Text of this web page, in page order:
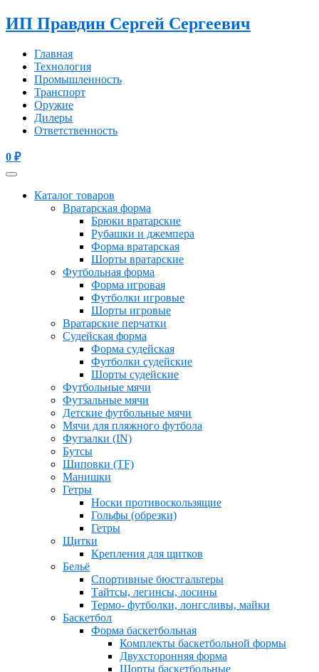
ИП Правдин Сергей Сергеевич
Главная
Технология
Промышленность
Транспорт
Оружие
Дилеры
Ответственность
0 ₽
Каталог товаров
Вратарская форма
Брюки вратарские
Рубашки и джемпера
Форма вратарская
Шорты вратарские
Футбольная форма
Форма игровая
Футболки игровые
Шорты игровые
Вратарские перчатки
Судейская форма
Форма судейская
Футболки судейские
Шорты судейские
Футбольные мячи
Футзальные мячи
Детские футбольные мячи
Мячи для пляжного футбола
Футзалки (IN)
Бутсы
Шиповки (TF)
Манишки
Гетры
Носки противоскользящие
Гольфы (обрезки)
Гетры
Щитки
Крепления для щитков
Бельё
Спортивные бюстгальтеры
Тайтсы, легинсы, лосины
Термо- футболки, лонгсливы, майки
Баскетбол
Форма баскетбольная
Комплекты баскетбольной формы
Двухсторонняя форма
Шорты баскетбольные